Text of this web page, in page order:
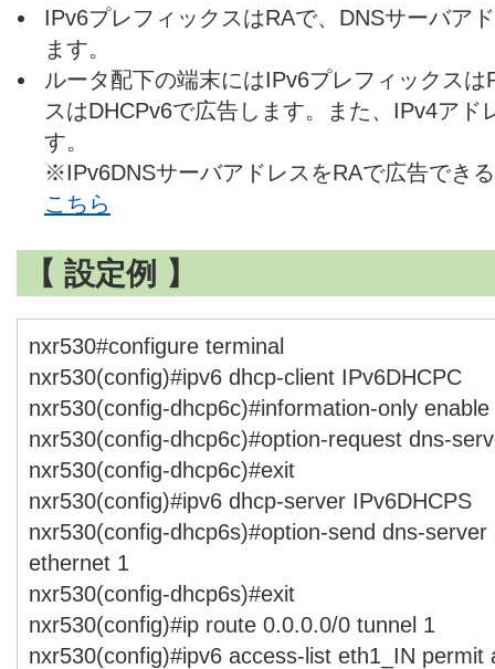
IPv6プレフィックスはRAで、DNSサーバア
ます。
ルータ配下の端末にはIPv6プレフィックス
スはDHCPv6で広告します。また、IPv4アド
す。
※IPv6DNSサーバアドレスをRAで広告でき
こちら
【 設定例 】
nxr530#configure terminal
nxr530(config)#ipv6 dhcp-client IPv6DHCPC
nxr530(config-dhcp6c)#information-only enable
nxr530(config-dhcp6c)#option-request dns-
nxr530(config-dhcp6c)#exit
nxr530(config)#ipv6 dhcp-server IPv6DHCPS
nxr530(config-dhcp6s)#option-send dns-
ethernet 1
nxr530(config-dhcp6s)#exit
nxr530(config)#ip route 0.0.0.0/0 tunnel 1
nxr530(config)#ipv6 access-list eth1_IN permit